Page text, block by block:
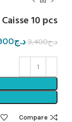
Caisse 10 pcs
د.ج3,400 د.ج
Compare